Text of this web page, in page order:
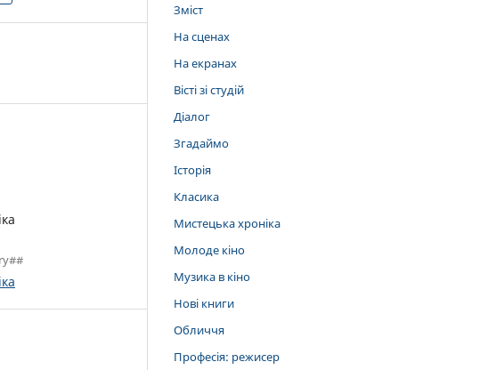
Зміст
На сценах
На екранах
Вісті зі студій
Діалог
Згадаймо
Історія
Класика
Мистецька хроніка
Молоде кіно
Музика в кіно
Нові книги
Обличчя
Професія: режисер